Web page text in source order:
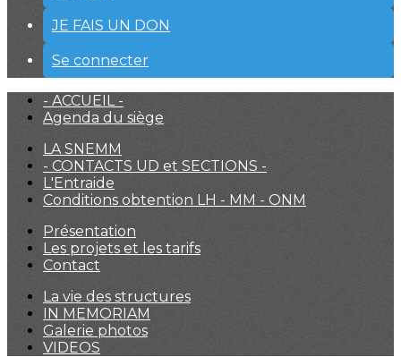
JE FAIS UN DON
Se connecter
- ACCUEIL -
Agenda du siège
LA SNEMM
- CONTACTS UD et SECTIONS -
L'Entraide
Conditions obtention LH - MM - ONM
Présentation
Les projets et les tarifs
Contact
La vie des structures
IN MEMORIAM
Galerie photos
VIDEOS